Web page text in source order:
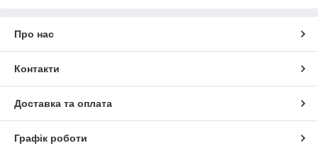
Про нас
Контакти
Доставка та оплата
Графік роботи